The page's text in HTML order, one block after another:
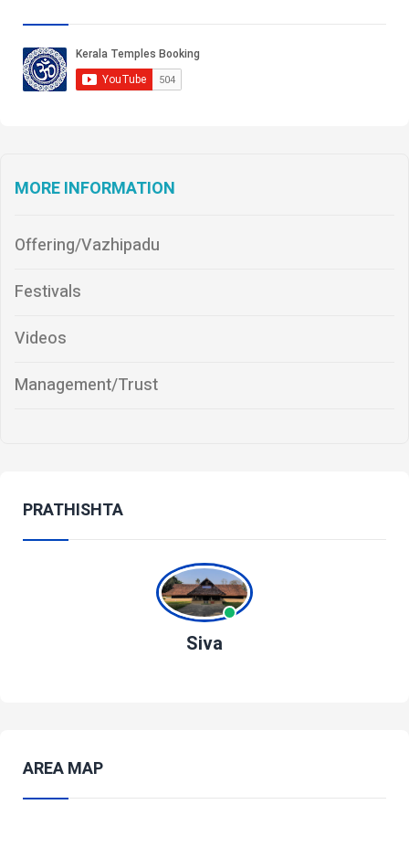
MORE INFORMATION
Offering/Vazhipadu
Festivals
Videos
Management/Trust
PRATHISHTA
Siva
AREA MAP